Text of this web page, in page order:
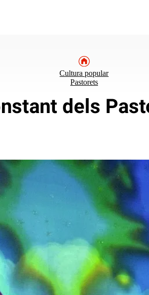
Cultura popular
Pastorets
dels